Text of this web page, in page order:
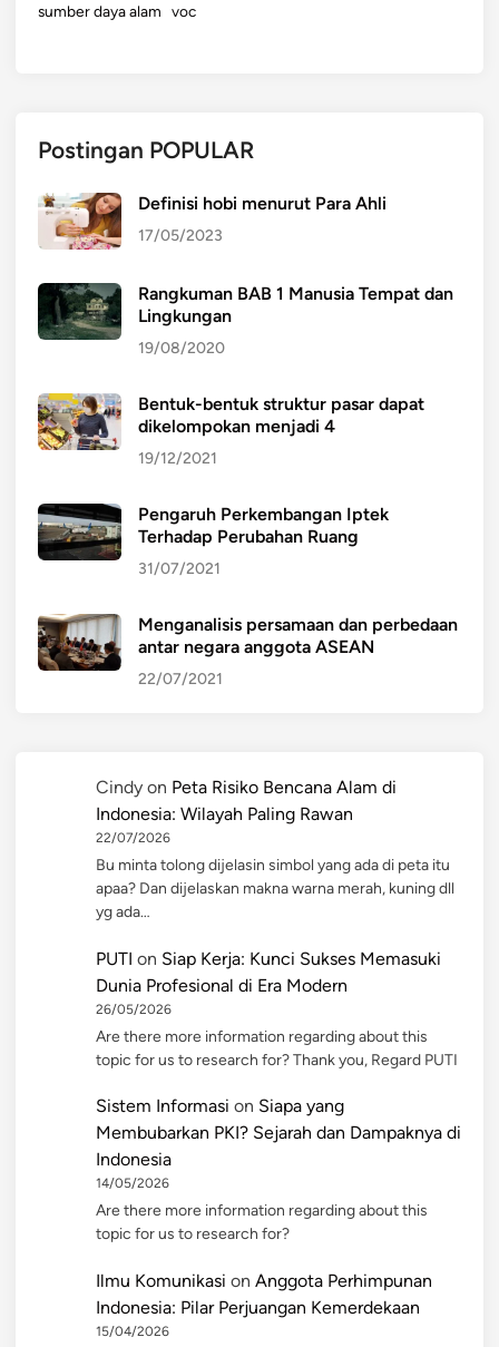
sumber daya alam voc
Postingan POPULAR
Definisi hobi menurut Para Ahli
17/05/2023
Rangkuman BAB 1 Manusia Tempat dan
Lingkungan
19/08/2020
Bentuk-bentuk struktur pasar dapat
dikelompokan menjadi 4
19/12/2021
Pengaruh Perkembangan Iptek
Terhadap Perubahan Ruang
31/07/2021
Menganalisis persamaan dan perbedaan
antar negara anggota ASEAN
22/07/2021
Cindy on Peta Risiko Bencana Alam di
Indonesia: Wilayah Paling Rawan
22/07/2026
Bu minta tolong dijelasin simbol yang ada di peta itu
apaa? Dan dijelaskan makna warna merah, kuning dll
yg ada…
PUTI on Siap Kerja: Kunci Sukses Memasuki
Dunia Profesional di Era Modern
26/05/2026
Are there more information regarding about this
topic for us to research for? Thank you, Regard PUTI
Sistem Informasi on Siapa yang
Membubarkan PKI? Sejarah dan Dampaknya di
Indonesia
14/05/2026
Are there more information regarding about this
topic for us to research for?
Ilmu Komunikasi on Anggota Perhimpunan
Indonesia: Pilar Perjuangan Kemerdekaan
15/04/2026